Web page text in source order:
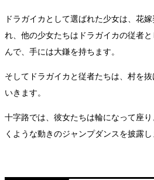
ドラガイカとして選ばれた少女は、花
れ、他の少女たちはドラガイカの従者
んで、手には大鎌を持ちます。
そしてドラガイカと従者たちは、村を
いきます。
十字路では、彼女たちは輪になって座
くような動きのジャンプダンスを披露し